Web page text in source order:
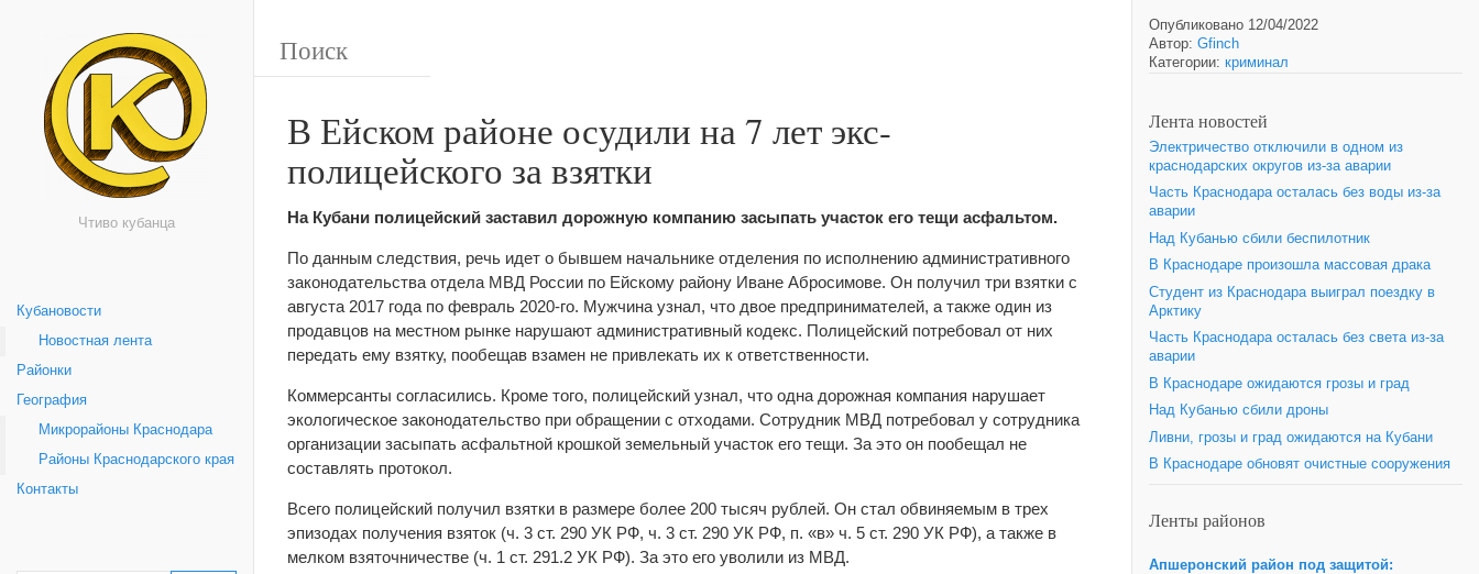
Чтиво кубанца
Кубановости
Новостная лента
Районки
География
Микрорайоны Краснодара
Районы Краснодарского края
Контакты
В Ейском районе осудили на 7 лет экс-
полицейского за взятки
На Кубани полицейский заставил дорожную компанию засыпать участок его тещи асфальтом.
По данным следствия, речь идет о бывшем начальнике отделения по исполнению административного
законодательства отдела МВД России по Ейскому району Иване Абросимове. Он получил три взятки с
августа 2017 года по февраль 2020-го. Мужчина узнал, что двое предпринимателей, а также один из
продавцов на местном рынке нарушают административный кодекс. Полицейский потребовал от них
передать ему взятку, пообещав взамен не привлекать их к ответственности.
Коммерсанты согласились. Кроме того, полицейский узнал, что одна дорожная компания нарушает
экологическое законодательство при обращении с отходами. Сотрудник МВД потребовал у сотрудника
организации засыпать асфальтной крошкой земельный участок его тещи. За это он пообещал не
составлять протокол.
Всего полицейский получил взятки в размере более 200 тысяч рублей. Он стал обвиняемым в трех
эпизодах получения взяток (ч. 3 ст. 290 УК РФ, ч. 3 ст. 290 УК РФ, п. «в» ч. 5 ст. 290 УК РФ), а также в
мелком взяточничестве (ч. 1 ст. 291.2 УК РФ). За это его уволили из МВД.
Опубликовано 12/04/2022
Автор: Gfinch
Категории: криминал
Лента новостей
Электричество отключили в одном из
краснодарских округов из-за аварии
Часть Краснодара осталась без воды из-за
аварии
Над Кубанью сбили беспилотник
В Краснодаре произошла массовая драка
Студент из Краснодара выиграл поездку в
Арктику
Часть Краснодара осталась без света из-за
аварии
В Краснодаре ожидаются грозы и град
Над Кубанью сбили дроны
Ливни, грозы и град ожидаются на Кубани
В Краснодаре обновят очистные сооружения
Ленты районов
Апшеронский район под защитой: